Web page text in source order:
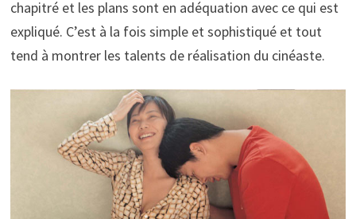
chapitré et les plans sont en adéquation avec ce qui est
expliqué. C’est à la fois simple et sophistiqué et tout
tend à montrer les talents de réalisation du cinéaste.